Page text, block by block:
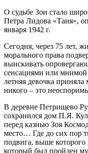
О судьбе Зои стало
Петра Лидова «Таня»,
января 1942 г.
Сегодня, через 75 лет,
морального права
выискивать
сенсациями или мнимой
летняя девочка
никого – это
В деревне Петрищево
сохранился дом П.Я.
перед казнью Зоя
место… Где до сих пор
подвига, выше которого
который был пройден